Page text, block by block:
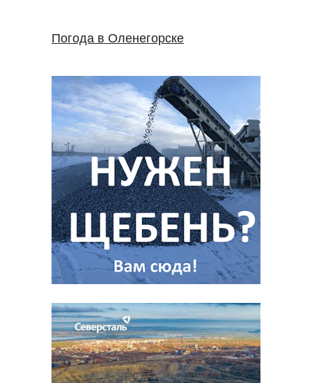
Погода в Оленегорске